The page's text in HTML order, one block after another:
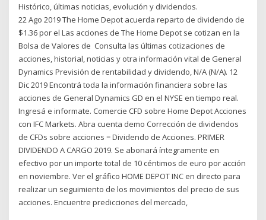
Histórico, últimas noticias, evolución y dividendos.
22 Ago 2019 The Home Depot acuerda reparto de dividendo de
$1.36 por el Las acciones de The Home Depot se cotizan en la
Bolsa de Valores de Consulta las últimas cotizaciones de
acciones, historial, noticias y otra información vital de General
Dynamics Previsión de rentabilidad y dividendo, N/A (N/A). 12
Dic 2019 Encontrá toda la información financiera sobre las
acciones de General Dynamics GD en el NYSE en tiempo real.
Ingresá e informate. Comercie CFD sobre Home Depot Acciones
con IFC Markets. Abra cuenta demo Corrección de dividendos
de CFDs sobre acciones = Dividendo de Acciones. PRIMER
DIVIDENDO A CARGO 2019. Se abonará íntegramente en
efectivo por un importe total de 10 céntimos de euro por acción
en noviembre. Ver el gráfico HOME DEPOT INC en directo para
realizar un seguimiento de los movimientos del precio de sus
acciones. Encuentre predicciones del mercado,